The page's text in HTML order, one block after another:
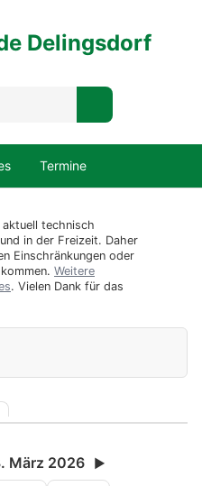
Delingsdorf
Termine
aktuell technisch
in der Freizeit. Daher
Einschränkungen oder
Weitere
. Vielen Dank für das
März 2026 ▶